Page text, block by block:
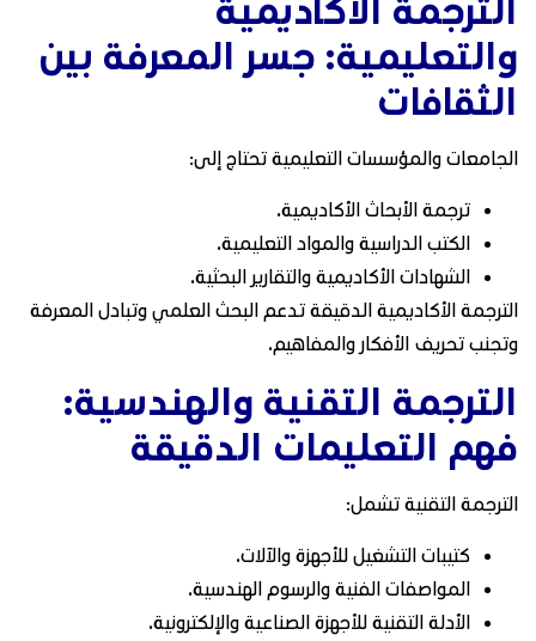
والتعليمية: جسر المعرفة بين
الثقافات
الجامعات والمؤسسات التعليمية تحتاج إلى:
ترجمة الأبحاث الأكاديمية.
الكتب الدراسية والمواد التعليمية.
الشهادات الأكاديمية والتقارير البحثية.
الترجمة الأكاديمية الدقيقة تدعم البحث العلمي وتبادل المعرفة
وتجنب تحريف الأفكار والمفاهيم.
الترجمة التقنية والهندسية:
فهم التعليمات الدقيقة
الترجمة التقنية تشمل:
كتيبات التشغيل للأجهزة والآلات.
المواصفات الفنية والرسوم الهندسية.
الأدلة التقنية للأجهزة الصناعية والإلكترونية.